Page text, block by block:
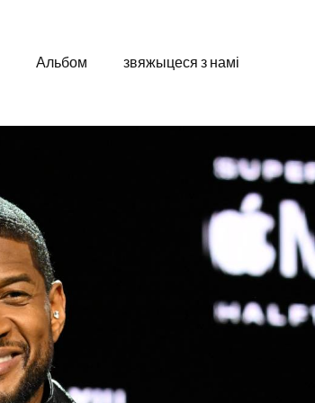
Альбом звяжыцеся з намі